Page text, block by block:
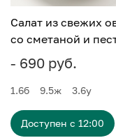
Салат из свежих
со сметаной и
- 690 руб.
1.6б 9.5ж 3.6у
Доступен с 12:00